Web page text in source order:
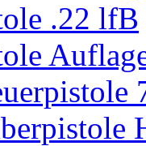
.22 lfB